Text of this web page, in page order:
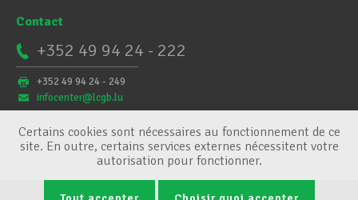
Contact
+352 49 94 24 - 222
+352 49 94 24 - 249
infocenter@lcgb.lu
Certains cookies sont nécessaires au fonctionnement de ce
site. En outre, certains services externes nécessitent votre
autorisation pour fonctionner.